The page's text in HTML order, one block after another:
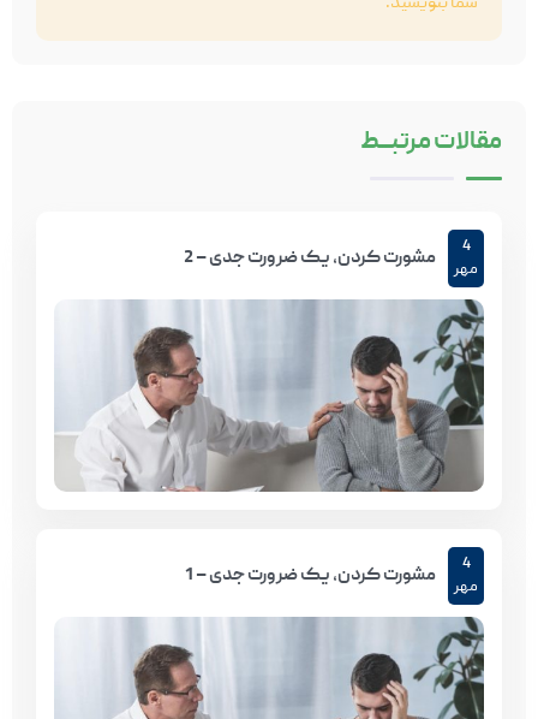
مقالاتمرتبـــط
4
مهر
مشورت کردن، یک ضرورت جدی – 2
4
مهر
مشورت کردن، یک ضرورت جدی – 1